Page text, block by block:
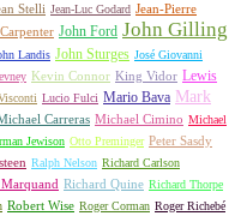
Stelli Jean-Luc Godard Jean-Pierre
John Ford John Gilling
Landis John Sturges José Giovanni
Kevin Connor King Vidor Lewis
Lucio Fulci Mario Bava Mark
Carreras Michael Cimino Michael
Jewison Otto Preminger Peter Sasdy
Ralph Nelson Richard Carlson
Richard Quine Richard Thorpe
Robert Wise Roger Corman Roger Richebé